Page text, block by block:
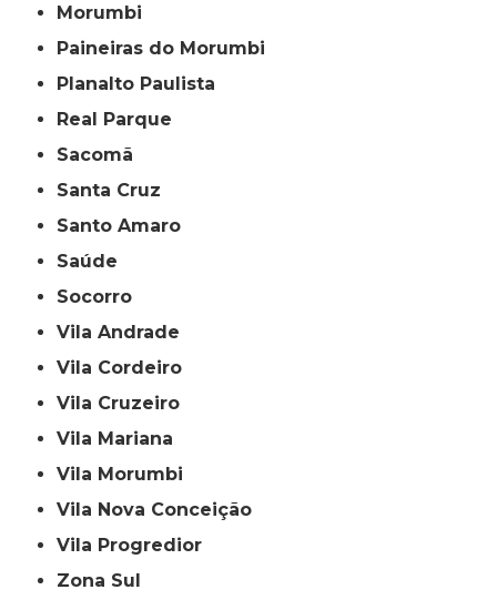
Morumbi
Paineiras do Morumbi
Planalto Paulista
Real Parque
Sacomã
Santa Cruz
Santo Amaro
Saúde
Socorro
Vila Andrade
Vila Cordeiro
Vila Cruzeiro
Vila Mariana
Vila Morumbi
Vila Nova Conceição
Vila Progredior
Zona Sul